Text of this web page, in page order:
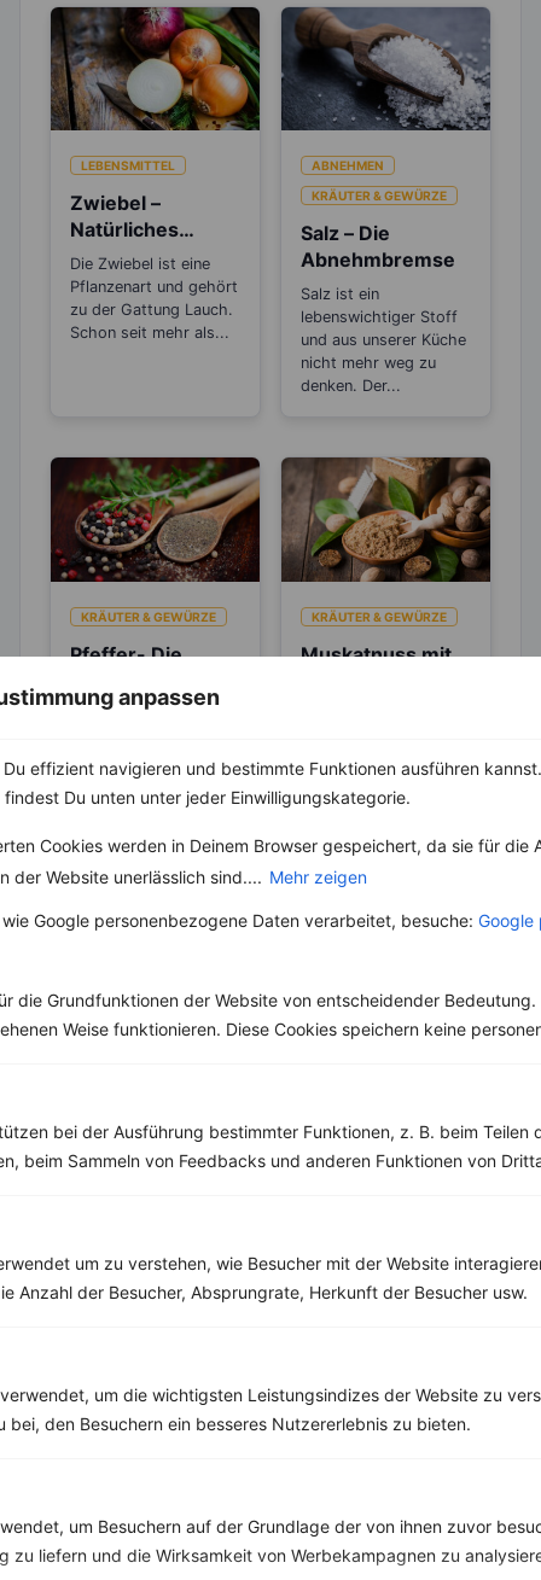
anpassen
effizient navigieren und bestimmte Funktionen ausführen
Du unten unter jeder Einwilligungskategorie.
Cookies werden in Deinem Browser gespeichert, da sie für die
der Website unerlässlich sind.... Mehr zeigen
Google personenbezogene Daten verarbeitet, besuche: Google
die Grundfunktionen der Website von entscheidender Bedeutung.
Weise funktionieren. Diese Cookies speichern keine
bei der Ausführung bestimmter Funktionen, z. B. beim Teilen
beim Sammeln von Feedbacks und anderen Funktionen von
um zu verstehen, wie Besucher mit der Website
Anzahl der Besucher, Absprungrate, Herkunft der Besucher usw.
um die wichtigsten Leistungsindizes der Website zu
bei, den Besuchern ein besseres Nutzererlebnis zu bieten.
um Besuchern auf der Grundlage der von ihnen zuvor
zu liefern und die Wirksamkeit von Werbekampagnen zu
LEBENSMITTEL
Zwiebel –
Natürliches
Antibiotikum und
„Wunder“-
Heilmittel
Die Zwiebel ist eine
Pflanzenart und gehört
zu der Gattung Lauch.
Schon seit mehr als...
ABNEHMEN
KRÄUTER & GEWÜRZE
Salz – Die
Abnehmbremse
Salz ist ein
lebenswichtiger Stoff
und aus unserer Küche
nicht mehr weg zu
denken. Der...
KRÄUTER & GEWÜRZE
Pfeffer- Die
zwischen den
Die Heimat des echten
Malabarküste in Indien.
Dort ist auch das
Klima...
KRÄUTER & GEWÜRZE
Muskatnuss mit
Muskatnussgewächse.
Naturheilkunde wird er
‹ ›
Fett:16 g
Eiweiß: 26 g
Eiweiß:51 g
Kohlehydrate:24 g